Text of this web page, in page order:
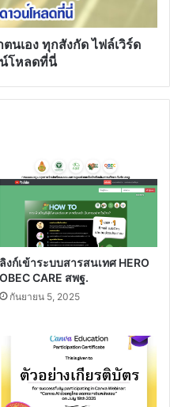
นเอง ทุกสังกัด ไฟล์เวิร์ด
โหลดที่นี่
ลิงก์เข้าระบบสารสนเทศ HERO
OBEC CARE สพฐ.
กันยายน 5, 2025